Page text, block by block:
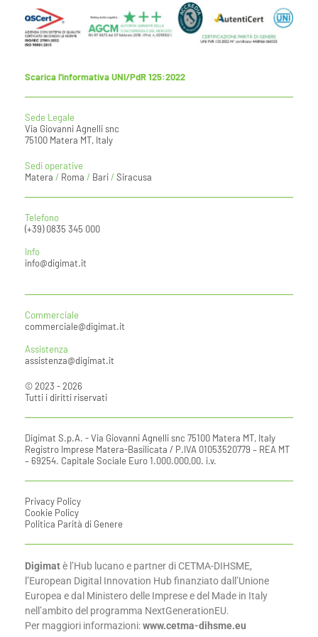
Scarica l'informativa UNI/PdR 125:2022
Sede Legale
Via Giovanni Agnelli snc
75100 Matera MT, Italy
Sedi operative
Matera / Roma / Bari/ Siracusa
Telefono
(+39) 0835 345 000
Info
info@digimat.it
Commerciale
commerciale@digimat.it
Assistenza
assistenza@digimat.it
© 2023 - 2026
Tutti i diritti riservati
Digimat S.p.A. - Via Giovanni Agnelli snc 75100 Matera MT, Italy
Registro Imprese Matera-Basilicata / P.IVA 01053520779 – REA MT
– 69254. Capitale Sociale Euro 1.000.000,00. i.v.
Privacy Policy
Cookie Policy
Politica Parità di Genere
Digimatè l’Hub lucano e partner di CETMA-DIHSME,
l’European Digital Innovation Hub finanziato dall’Unione
Europea e dal Ministero delle Imprese e del Made in Italy
nell’ambito del programma NextGenerationEU.
Per maggiori informazioni:www.cetma-dihsme.eu